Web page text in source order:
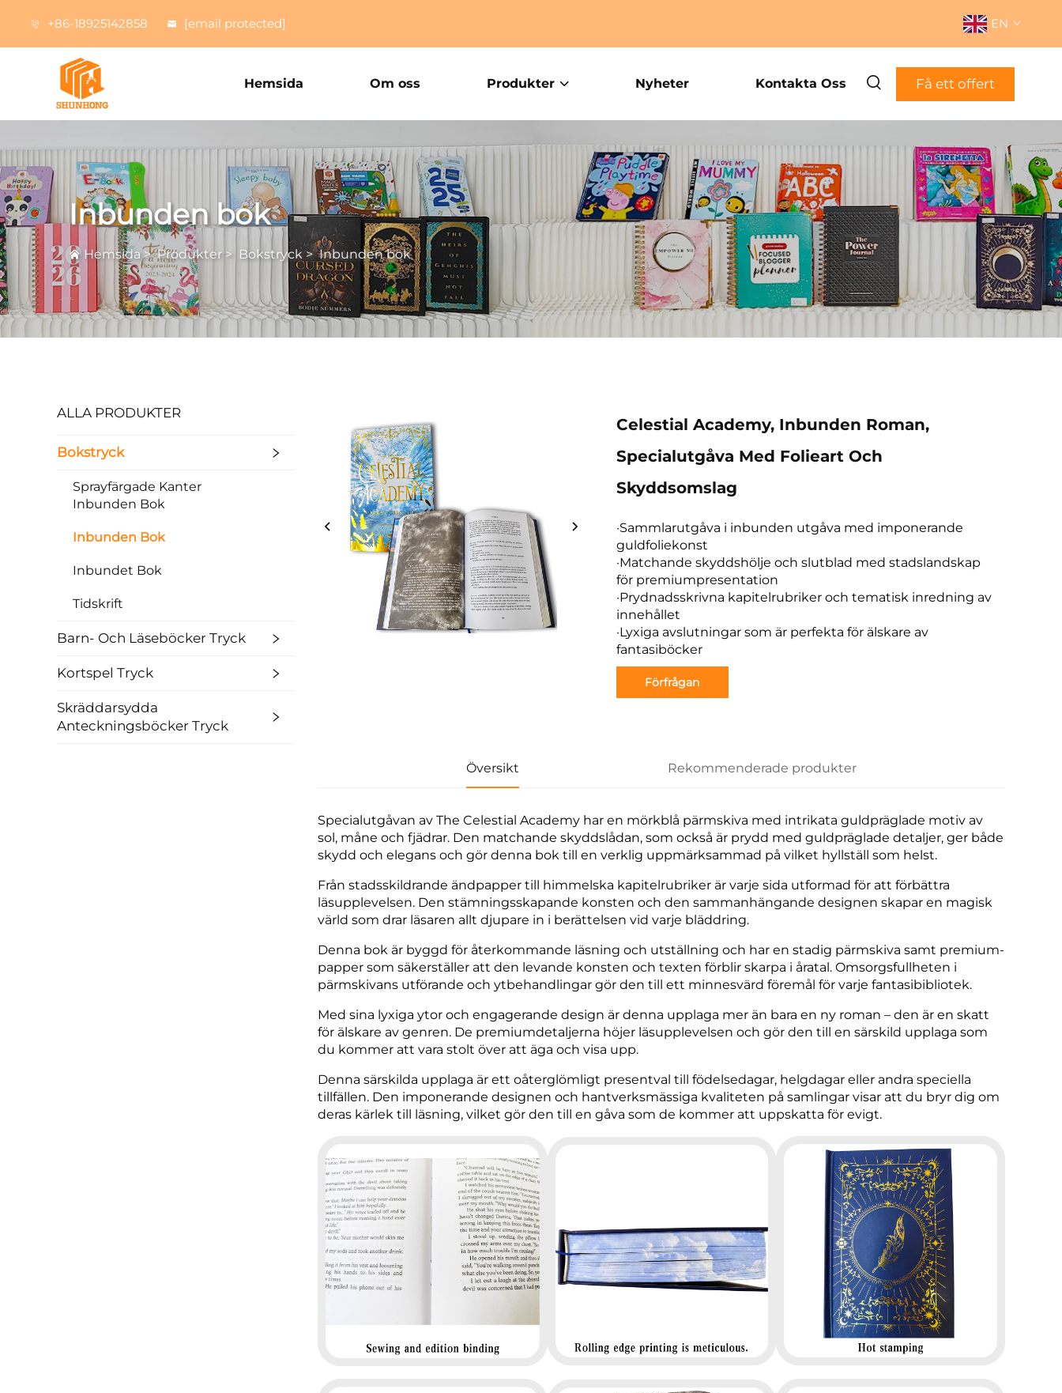
+86-18925142858 [email protected] EN
Hemsida Om oss Produkter Nyheter Kontakta Oss Få ett offert
Inbunden bok
Hemsida>Produkter > Bokstryck >Inbunden bok
ALLA PRODUKTER
Bokstryck
Sprayfärgade Kanter
Inbunden Bok
Inbunden Bok
Inbundet Bok
Tidskrift
Barn- Och Läseböcker Tryck
Kortspel Tryck
Skräddarsydda
Anteckningsböcker Tryck
Celestial Academy, Inbunden Roman,
Specialutgåva Med Folieart Och
Skyddsomslag
·Sammlarutgåva i inbunden utgåva med imponerande
guldfoliekonst
·Matchande skyddshölje och slutblad med stadslandskap
för premiumpresentation
·Prydnadsskrivna kapitelrubriker och tematisk inredning av
innehållet
·Lyxiga avslutningar som är perfekta för älskare av
fantasiböcker
Förfrågan
Översikt Rekommenderade produkter
Specialutgåvan av The Celestial Academy har en mörkblå pärmskiva med intrikata guldpräglade motiv av
sol, måne och fjädrar. Den matchande skyddslådan, som också är prydd med guldpräglade detaljer, ger både
skydd och elegans och gör denna bok till en verklig uppmärksammad på vilket hyllställ som helst.
Från stadsskildrande ändpapper till himmelska kapitelrubriker är varje sida utformad för att förbättra
läsupplevelsen. Den stämningsskapande konsten och den sammanhängande designen skapar en magisk
värld som drar läsaren allt djupare in i berättelsen vid varje bläddring.
Denna bok är byggd för återkommande läsning och utställning och har en stadig pärmskiva samt premium-
papper som säkerställer att den levande konsten och texten förblir skarpa i åratal. Omsorgsfullheten i
pärmskivans utförande och ytbehandlingar gör den till ett minnesvärd föremål för varje fantasibibliotek.
Med sina lyxiga ytor och engagerande design är denna upplaga mer än bara en ny roman – den är en skatt
för älskare av genren. De premiumdetaljerna höjer läsupplevelsen och gör den till en särskild upplaga som
du kommer att vara stolt över att äga och visa upp.
Denna särskilda upplaga är ett oåterglömligt presentval till födelsedagar, helgdagar eller andra speciella
tillfällen. Den imponerande designen och hantverksmässiga kvaliteten på samlingar visar att du bryr dig om
deras kärlek till läsning, vilket gör den till en gåva som de kommer att uppskatta för evigt.